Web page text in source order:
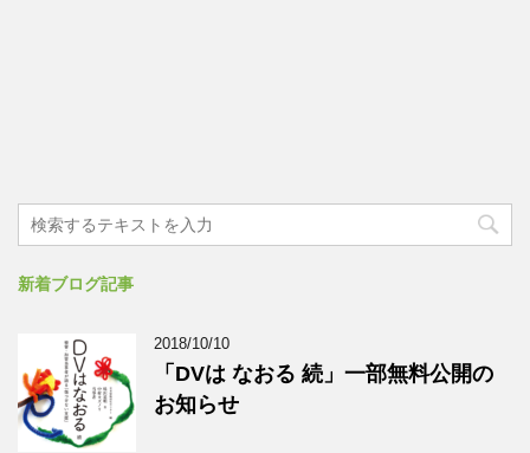
新着ブログ記事
2018/10/10
「DVは なおる 続」一部無料公開の
お知らせ